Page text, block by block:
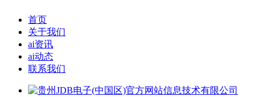
首页
关于我们
ai资讯
ai动态
联系我们